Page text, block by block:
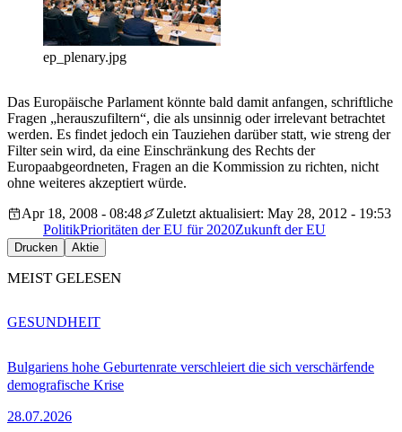
ep_plenary.jpg
Das Europäische Parlament könnte bald damit anfangen, schriftliche
Fragen „herauszufiltern“, die als unsinnig oder irrelevant betrachtet
werden. Es findet jedoch ein Tauziehen darüber statt, wie streng der
Filter sein wird, da eine Einschränkung des Rechts der
Europaabgeordneten, Fragen an die Kommission zu richten, nicht
ohne weiteres akzeptiert würde.
Apr 18, 2008 - 08:48
Zuletzt aktualisiert: May 28, 2012 - 19:53
PolitikPrioritäten der EU für 2020Zukunft der EU
Drucken Aktie
MEIST GELESEN
Bulgariens hohe Geburtenrate verschleiert die sich verschärfende
demografische Krise
28.07.2026
GESUNDHEIT